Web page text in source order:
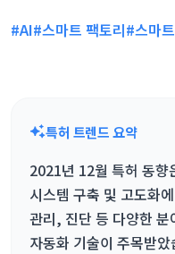
#AI#스마트 팩토리#스마
특허 트렌드 요약
2021년 12월 특허 동향
시스템 구축 및 고도화
관리, 진단 등 다양한
자동화 기술이 주목받